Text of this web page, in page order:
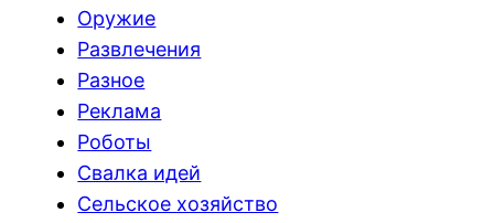
Оружие
Развлечения
Разное
Реклама
Роботы
Свалка идей
Сельское хозяйство